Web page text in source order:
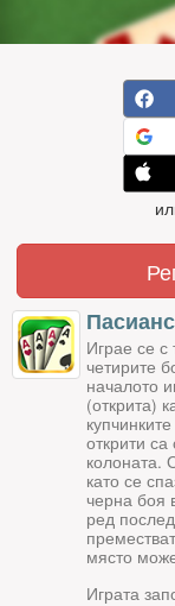
Пасианс
Играе се с
четирите
началото
(открита)
открити
колоната.
като се
черна боя
ред
място
Играта